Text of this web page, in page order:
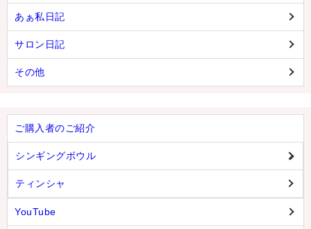
あぁ私日記
サロン日記
その他
ご購入者のご紹介
シンギングボウル
ティンシャ
YouTube